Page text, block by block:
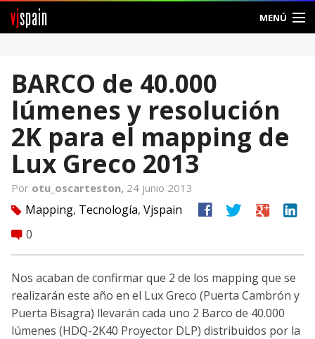
vjspain MENÚ
Foros
Noticias
Vjspain
Ayuda
Contacto
Entrar
Crear Cuenta
BARCO de 40.000
lúmenes y resolución
2K para el mapping de
Lux Greco 2013
Por otu_oscarteston, 24 junio 2013
tag Mapping, Tecnología, Vjspain
comment 0
facebook twitter google linkedin
Nos acaban de confirmar que 2 de los mapping que se
realizarán este año en el Lux Greco (Puerta Cambrón y
Puerta Bisagra) llevarán cada uno 2 Barco de 40.000
lúmenes (HDQ-2K40 Proyector DLP) distribuidos por la